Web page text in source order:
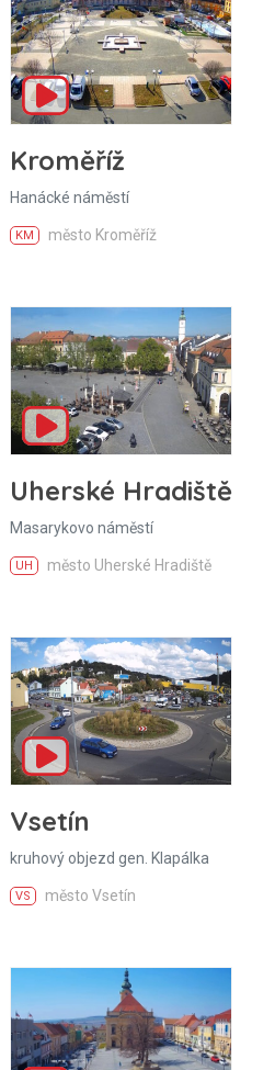
Kroměříž
Hanácké náměstí
KM město Kroměříž
Uherské Hradiště
Masarykovo náměstí
UH město Uherské Hradiště
Vsetín
kruhový objezd gen. Klapálka
VS město Vsetín